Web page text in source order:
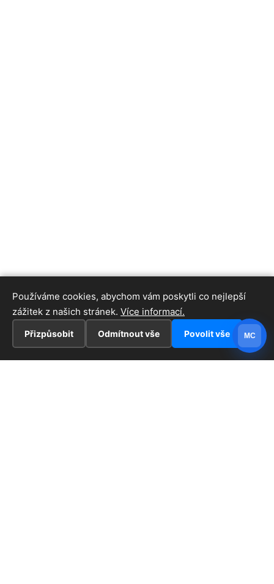
Používáme cookies, abychom vám poskytli co nejlepší
zážitek z našich stránek. Více informací.
Přizpůsobit Odmítnout vše Povolit vše MC